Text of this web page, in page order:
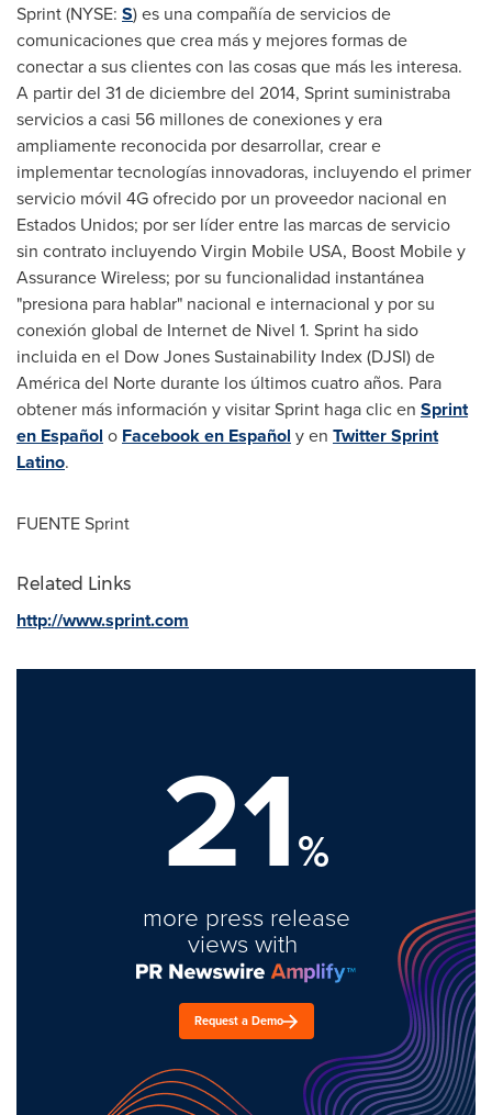
Sprint (NYSE: S) es una compañía de servicios de
comunicaciones que crea más y mejores formas de
conectar a sus clientes con las cosas que más les interesa.
A partir del 31 de diciembre del 2014, Sprint suministraba
servicios a casi 56 millones de conexiones y era
ampliamente reconocida por desarrollar, crear e
implementar tecnologías innovadoras, incluyendo el primer
servicio móvil 4G ofrecido por un proveedor nacional en
Estados Unidos; por ser líder entre las marcas de servicio
sin contrato incluyendo Virgin Mobile USA, Boost Mobile y
Assurance Wireless; por su funcionalidad instantánea
"presiona para hablar" nacional e internacional y por su
conexión global de Internet de Nivel 1. Sprint ha sido
incluida en el Dow Jones Sustainability Index (DJSI) de
Américadel Nortedurante los últimos cuatro años. Para
obtener más información y visitar Sprint haga clic en Sprint
en Español o Facebook en Español y en Twitter Sprint
Latino.
FUENTE Sprint
Related Links
http://www.sprint.com
21%
more press release
views with
Request a Demo